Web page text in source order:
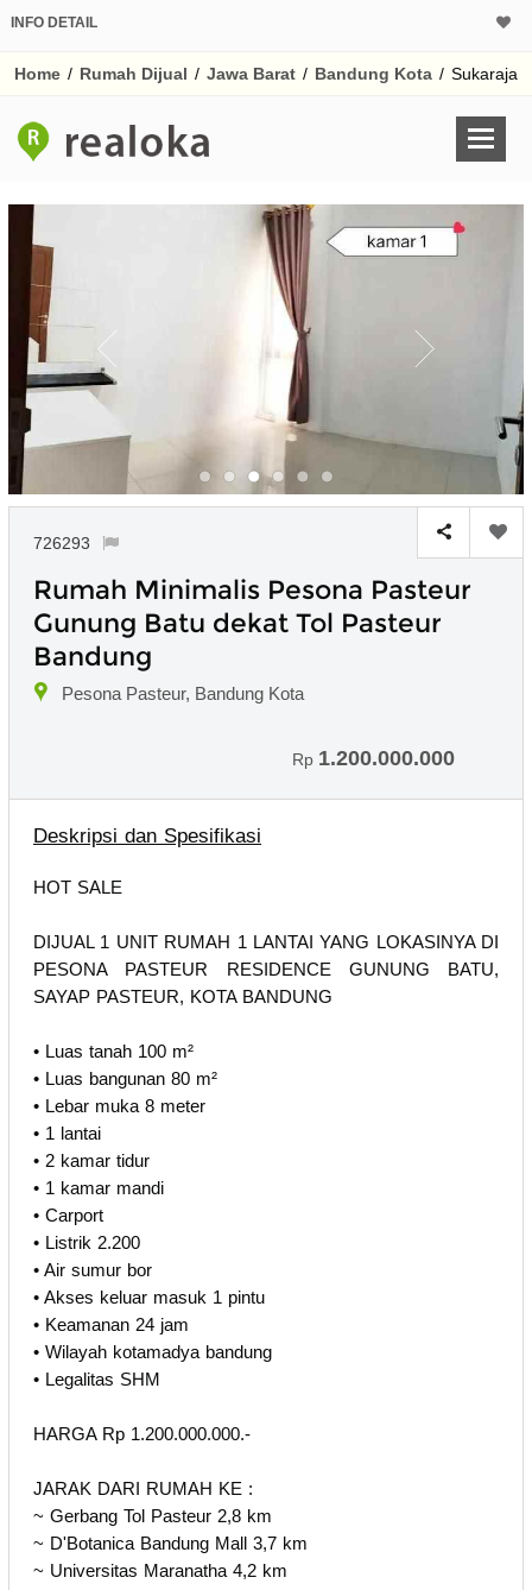
INFO DETAIL
Home / Rumah Dijual / Jawa Barat / Bandung Kota / Sukaraja
726293
Rumah Minimalis Pesona Pasteur
Gunung Batu dekat Tol Pasteur
Bandung
Pesona Pasteur, Bandung Kota
Rp 1.200.000.000
Deskripsi dan Spesifikasi
HOT SALE
DIJUAL 1 UNIT RUMAH 1 LANTAI YANG LOKASINYA DI
PESONA PASTEUR RESIDENCE GUNUNG BATU,
SAYAP PASTEUR, KOTA BANDUNG
• Luas tanah 100 m²
• Luas bangunan 80 m²
• Lebar muka 8 meter
• 1 lantai
• 2 kamar tidur
• 1 kamar mandi
• Carport
• Listrik 2.200
• Air sumur bor
• Akses keluar masuk 1 pintu
• Keamanan 24 jam
• Wilayah kotamadya bandung
• Legalitas SHM
HARGA Rp 1.200.000.000.-
JARAK DARI RUMAH KE :
~ Gerbang Tol Pasteur 2,8 km
~ D'Botanica Bandung Mall 3,7 km
~ Universitas Maranatha 4,2 km
Harga Rp
Untuk hasil simulasi
pada kotak-
Simpan